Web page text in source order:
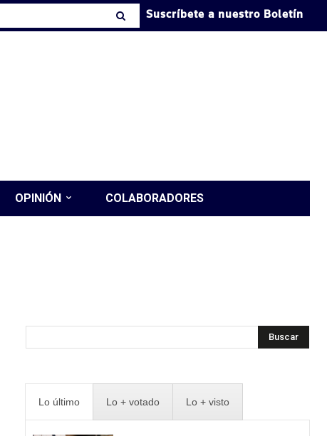
Suscríbete a nuestro Boletín
OPINIÓN COLABORADORES
Buscar
Lo último Lo + votado Lo + visto